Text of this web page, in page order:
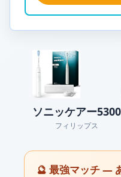
ソニッケアー5300
フィリップス
🔮 最強マッチ —